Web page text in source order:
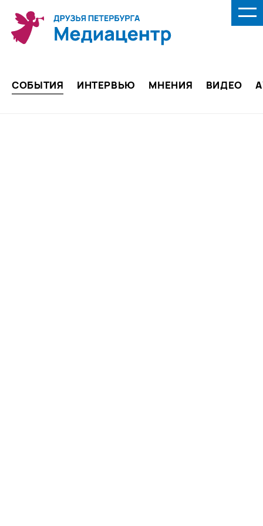
СОБЫТИЯ ИНТЕРВЬЮ МНЕНИЯ ВИДЕО